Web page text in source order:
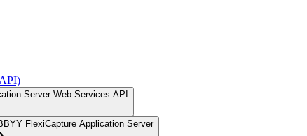
Server Web Services API
FlexiCapture Application Server